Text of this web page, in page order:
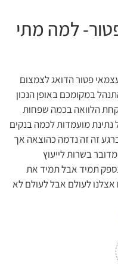
למה מתי
פטור הדואג לצמצום
במקומכם באופן הנכון
הלוואה בכמה שפחות
נתינת מועמדות לכמה בנקים
זה זה נדמה כהוצאה אך
בשרות לייעוץ
תמיד אבל תמיד את
אצלנו לעולם אבל לעולם לא